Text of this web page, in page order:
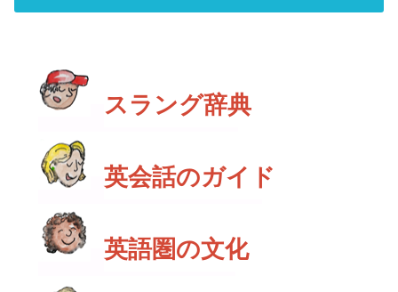
スラング辞典
英会話のガイド
英語圏の文化